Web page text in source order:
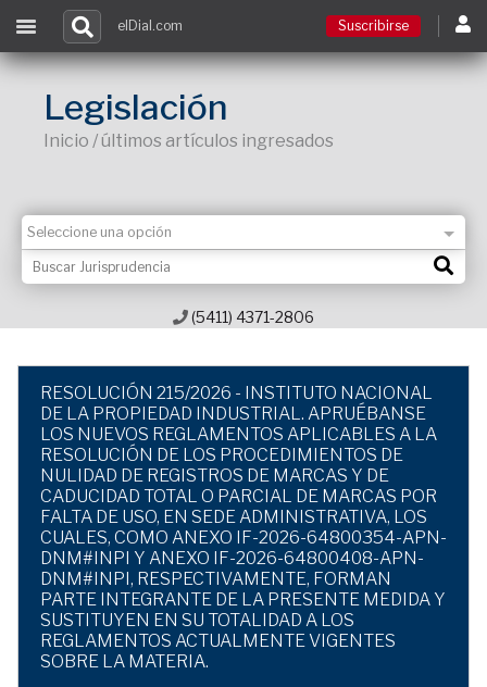
Contacto
elDial.com Suscribirse
Legislación
Inicio / últimos artículos ingresados
(5411) 4371-2806
RESOLUCIÓN 215/2026 - INSTITUTO NACIONAL
DE LA PROPIEDAD INDUSTRIAL. APRUÉBANSE
LOS NUEVOS REGLAMENTOS APLICABLES A LA
RESOLUCIÓN DE LOS PROCEDIMIENTOS DE
NULIDAD DE REGISTROS DE MARCAS Y DE
CADUCIDAD TOTAL O PARCIAL DE MARCAS POR
FALTA DE USO, EN SEDE ADMINISTRATIVA, LOS
CUALES, COMO ANEXO IF-2026-64800354-APN-
DNM#INPI Y ANEXO IF-2026-64800408-APN-
DNM#INPI, RESPECTIVAMENTE, FORMAN
PARTE INTEGRANTE DE LA PRESENTE MEDIDA Y
SUSTITUYEN EN SU TOTALIDAD A LOS
REGLAMENTOS ACTUALMENTE VIGENTES
SOBRE LA MATERIA.